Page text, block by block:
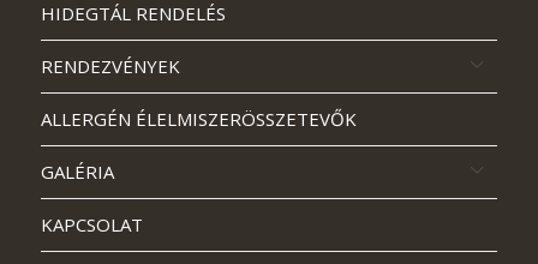
HIDEGTÁL RENDELÉS
RENDEZVÉNYEK
ALLERGÉN ÉLELMISZERÖSSZETEVŐK
GALÉRIA
KAPCSOLAT